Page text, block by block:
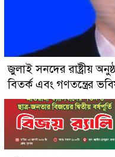
জুলাই সনদের রাষ্ট্রীয়
বিতর্ক এবং গণতন্ত্রের